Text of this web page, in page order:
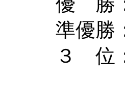
準優勝
３ 位：
宇土